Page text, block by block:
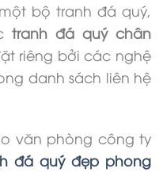
bộ tranh đá quý,
tranh đá quý chân
riêng bởi các nghệ
danh sách liên hệ
văn phòng công ty
đá quý đẹp phong